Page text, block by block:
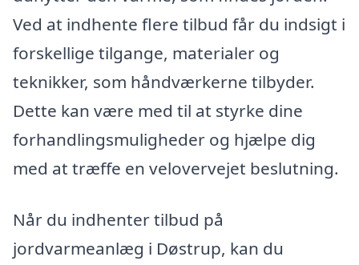
Ved at indhente flere tilbud får du indsigt i
forskellige tilgange, materialer og
teknikker, som håndværkerne tilbyder.
Dette kan være med til at styrke dine
forhandlingsmuligheder og hjælpe dig
med at træffe en velovervejet beslutning.
Når du indhenter tilbud på
jordvarmeanlæg i Døstrup, kan du